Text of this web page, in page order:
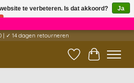
×
| ✓ 14 dagen retourneren
Verlanglijst
te verbeteren. Is dat akkoord?
Ja